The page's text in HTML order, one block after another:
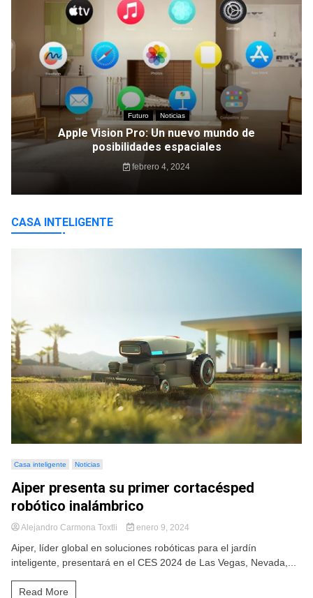
Futuro Noticias
Apple Vision Pro: Un nuevo mundo de
posibilidades espaciales
febrero 4, 2024
CASA INTELIGENTE
Casa inteligente Noticias
Aiper presenta su primer cortacésped
robótico inalámbrico
Alejandro Carmona Toxtli enero 9, 2024
Aiper, líder global en soluciones robóticas para el jardín
inteligente, presentará en el CES 2024 de Las Vegas, Nevada,...
Read More